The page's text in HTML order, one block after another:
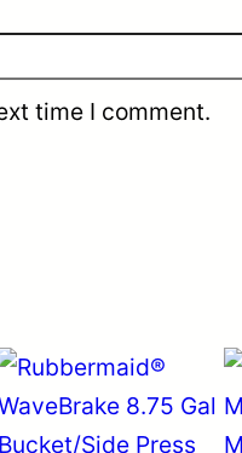
time I comment.